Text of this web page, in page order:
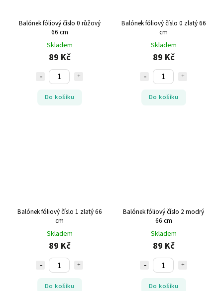
Balónek fóliový číslo 0 růžový
66 cm
Skladem
89 Kč
Do košíku
Balónek fóliový číslo 0 zlatý 66
cm
Skladem
89 Kč
Do košíku
Balónek fóliový číslo 1 zlatý 66
cm
Skladem
89 Kč
Do košíku
Balónek fóliový číslo 2 modrý
66 cm
Skladem
89 Kč
Do košíku